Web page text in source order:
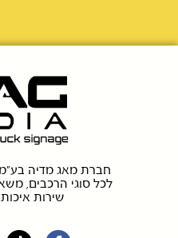
חברת מאג מדיה
לכל סוגי הרכבים,
שירות